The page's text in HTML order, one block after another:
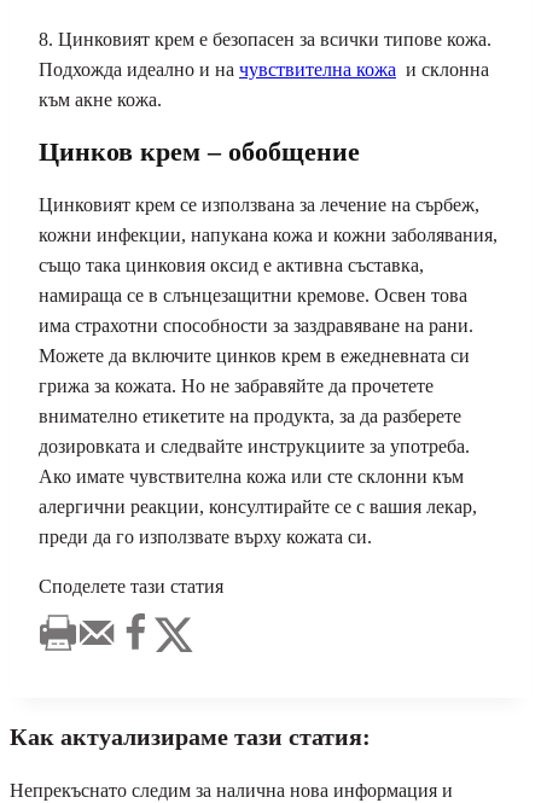
8. Цинковият крем е безопасен за всички типове кожа.
Подхожда идеално и на чувствителна кожа и склонна
към акне кожа.
Цинков крем – обобщение
Цинковият крем се използвана за лечение на сърбеж,
кожни инфекции, напукана кожа и кожни заболявания,
също така цинковия оксид е активна съставка,
намираща се в слънцезащитни кремове. Освен това
има страхотни способности за заздравяване на рани.
Можете да включите цинков крем в ежедневната си
грижа за кожата. Но не забравяйте да прочетете
внимателно етикетите на продукта, за да разберете
дозировката и следвайте инструкциите за употреба.
Ако имате чувствителна кожа или сте склонни към
алергични реакции, консултирайте се с вашия лекар,
преди да го използвате върху кожата си.
Споделете тази статия
Как актуализираме тази статия:
Непрекъснато следим за налична нова информация и